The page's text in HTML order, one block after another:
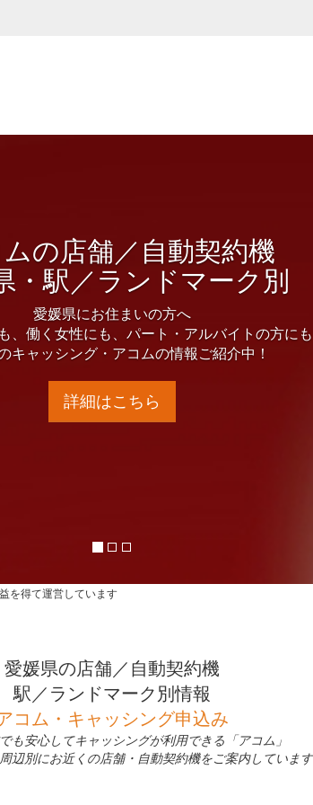
の店舗／自動契約機
・駅／ランドマーク別
愛媛県にお住まいの方へ
、働く女性にも、パート・アルバイトの方にも
キャッシング・アコムの情報ご紹介中！
詳細はこちら
を得て運営しています
愛媛県の店舗／自動契約機
駅／ランドマーク別情報
コム・キャッシング申込み
も安心してキャッシングが利用できる「アコム」
辺別にお近くの店舗・自動契約機をご案内していま